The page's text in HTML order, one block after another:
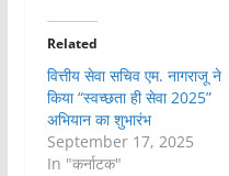
Related
वित्तीय सेवा सचिव एम. नागराजू ने
किया “स्वच्छता ही सेवा 2025”
अभियान का शुभारंभ
September 17, 2025
In "कर्नाटक"